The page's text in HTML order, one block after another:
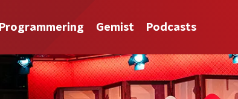
Programmering Gemist Podcasts